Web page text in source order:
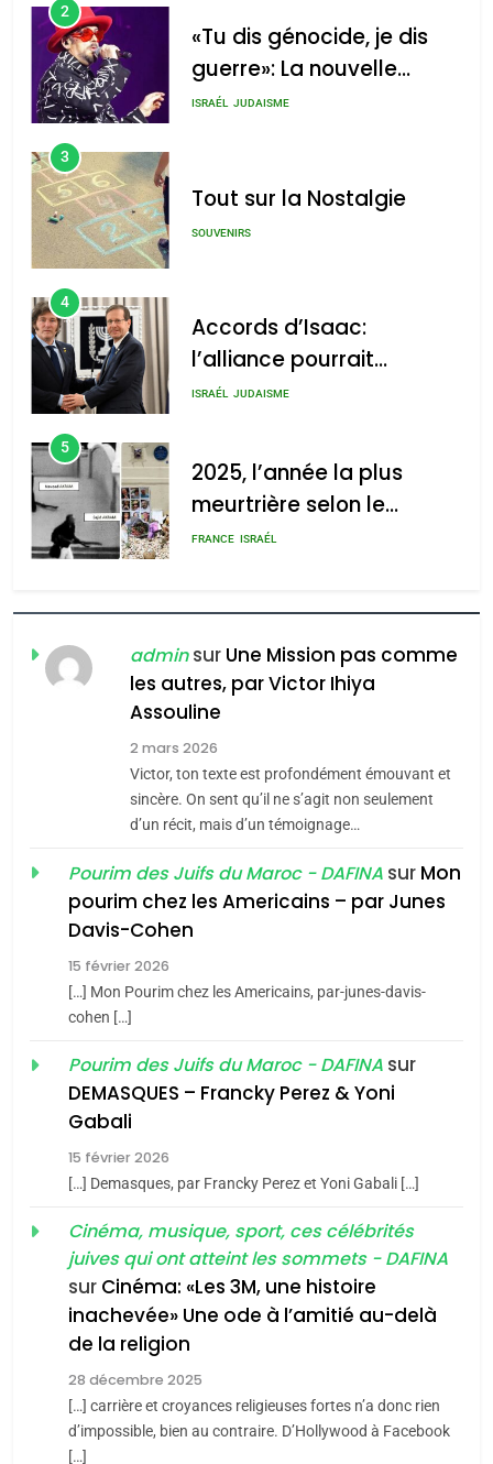
2
«Tu dis génocide, je dis
guerre»: La nouvelle
chanson de Boy George
ISRAÉL JUDAISME
3
Tout sur la Nostalgie
SOUVENIRS
4
Accords d’Isaac:
l’alliance pourrait
s’étendre à 13 pays
ISRAÉL JUDAISME
5
2025, l’année la plus
meurtrière selon le
rapport d’ADL contre
FRANCE ISRAÉL
FIÈRE, DIGNE ET RÉSILIENTE :
POURQUOI JE REVENDIQUE
MA JUDAÏTE par Thérèse
Zrihen-Dvir
ISRAÉL JUDAISME
CE QUI NOUS MANQUE –
Jacques Hadida
JUDAISME
Maroc : Les amandes de
Tafraout, le miel de Tadla
du terroir
Oeil ravageur – Vanessa
De Loya Stauber
«Tu dis génocide, je dis
guerre»: La nouvelle
chanson de Boy George
ISRAÉL JUDAISME
adminsur Une Mission pas comme
les autres, par Victor Ihiya
Assouline
2 mars 2026
Victor, ton texte est profondément émouvant et
sincère. On sent qu’il ne s’agit non seulement
d’un récit, mais d’un témoignage…
Pourim des Juifs du Maroc - DAFINA sur Mon
pourim chez les Americains – par Junes
Davis-Cohen
15 février 2026
[…] Mon Pourim chez les Americains, par-junes-davis-
cohen […]
Pourim des Juifs du Maroc - DAFINA sur
DEMASQUES – Francky Perez & Yoni
Gabali
15 février 2026
[…] Demasques, par Francky Perez et Yoni Gabali […]
Cinéma, musique, sport, ces célébrités
juives qui ont atteint les sommets - DAFINA
sur Cinéma: «Les 3M, une histoire
inachevée» Une ode à l’amitié au-delà
de la religion
28 décembre 2025
[…] carrière et croyances religieuses fortes n’a donc rien
d’impossible, bien au contraire. D’Hollywood à Facebook
[…]
meurtrière selon le rapport
l’antisémitisme
FIÈRE, DIGNE ET RÉSILIENTE :
POURQUOI JE REVENDIQUE
MA JUDAÏTE par Thérèse
Zrihen-Dvir
ISRAÉL
CE QUI NOUS MANQUE –